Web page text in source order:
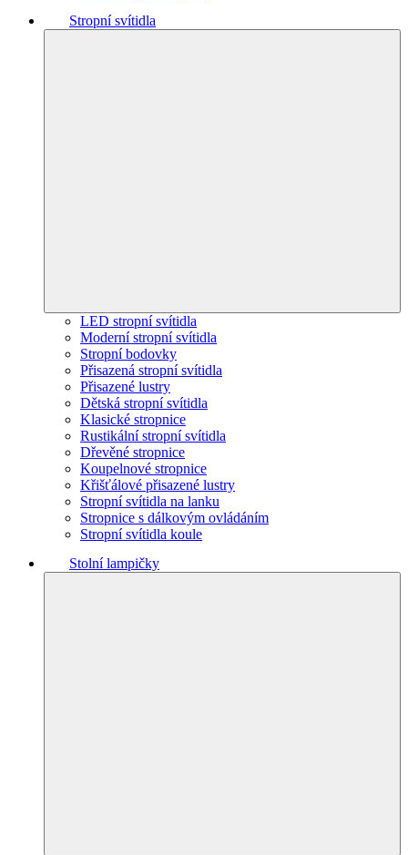
Stropní svítidla
LED stropní svítidla
Moderní stropní svítidla
Stropní bodovky
Přisazená stropní svítidla
Přisazené lustry
Dětská stropní svítidla
Klasické stropnice
Rustikální stropní svítidla
Dřevěné stropnice
Koupelnové stropnice
Křišťálové přisazené lustry
Stropní svítidla na lanku
Stropnice s dálkovým ovládáním
Stropní svítidla koule
Stolní lampičky